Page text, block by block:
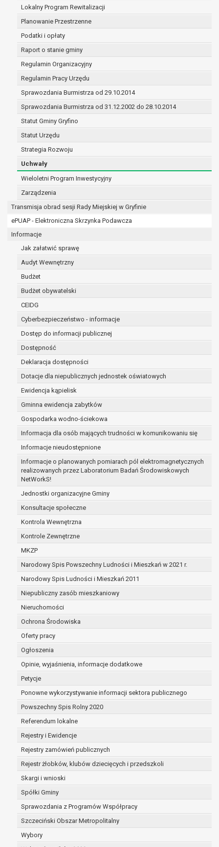
Lokalny Program Rewitalizacji
Planowanie Przestrzenne
Podatki i opłaty
Raport o stanie gminy
Regulamin Organizacyjny
Regulamin Pracy Urzędu
Sprawozdania Burmistrza od 29.10.2014
Sprawozdania Burmistrza od 31.12.2002 do 28.10.2014
Statut Gminy Gryfino
Statut Urzędu
Strategia Rozwoju
Uchwały
Wieloletni Program Inwestycyjny
Zarządzenia
Transmisja obrad sesji Rady Miejskiej w Gryfinie
ePUAP - Elektroniczna Skrzynka Podawcza
Informacje
Jak załatwić sprawę
Audyt Wewnętrzny
Budżet
Budżet obywatelski
CEIDG
Cyberbezpieczeństwo - informacje
Dostęp do informacji publicznej
Dostępność
Deklaracja dostępności
Dotacje dla niepublicznych jednostek oświatowych
Ewidencja kąpielisk
Gminna ewidencja zabytków
Gospodarka wodno-ściekowa
Informacja dla osób mających trudności w komunikowaniu się
Informacje nieudostępnione
Informacje o planowanych pomiarach pól elektromagnetycznych
realizowanych przez Laboratorium Badań Środowiskowych
NetWorkS!
Jednostki organizacyjne Gminy
Konsultacje społeczne
Kontrola Wewnętrzna
Kontrole Zewnętrzne
MKZP
Narodowy Spis Powszechny Ludności i Mieszkań w 2021 r.
Narodowy Spis Ludności i Mieszkań 2011
Niepubliczny zasób mieszkaniowy
Nieruchomości
Ochrona Środowiska
Oferty pracy
Ogłoszenia
Opinie, wyjaśnienia, informacje dodatkowe
Petycje
Ponowne wykorzystywanie informacji sektora publicznego
Powszechny Spis Rolny 2020
Referendum lokalne
Rejestry i Ewidencje
Rejestry zamówień publicznych
Rejestr żłobków, klubów dziecięcych i przedszkoli
Skargi i wnioski
Spółki Gminy
Sprawozdania z Programów Współpracy
Szczeciński Obszar Metropolitalny
Wybory
(merytorycznych), a także obowiązków i
zadań zleconych przez instytucje
nadrzędne wobec Gminy;
zawarcia i realizacji umów;
ochrony żywotnych interesów osoby, której
wykonania zadania realizowanego w
interesie publicznym lub w ramach
sprawowania władzy publicznej
powierzonej administratorowi;
w pozostałych przypadkach dane osobowe
przetwarzane są wyłącznie na podstawie
wcześniej udzielonej zgody w zakresie i celu
określonym w treści zgody.
W związku z przetwarzaniem danych w celu
wskazanym w pkt. 3, dane osobowe mogą być
udostępniane innym upoważnionym odbiorcom lub
kategoriom odbiorców danych osobowych.
Odbiorcami mogą być:
podmioty, które przetwarzają dane
osobowe w imieniu administratora na
osobowych;
podmioty upoważnione do odbioru danych
przepisów prawa.
Pani/Pana dane osobowe będą przetwarzane
przez okres niezbędny do realizacji celu dla jakiego
zostały zebrane oraz zgodnie z terminami
archiwizacji określonymi przez przepisy prawa
powszechnie obowiązującego.
W przypadku, gdy dane osobowe przetwarzane są
na podstawie zgody osoby, której dane dotyczą
przetwarzanie odbywa się do czasu wycofania tej
zgody.
W przypadku, gdy dane osobowe przetwarzane są
w celu zawarcia i realizacji umowy przetwarzanie
odbywa się przez okres niezbędny do realizacji
zawartej umowy, a po tym czasie w zakresie
wymaganym przez przepisy prawa lub dla
zabezpieczenia ewentualnych roszczeń, a w
przypadku wyrażenia zgody na przetwarzanie
danych po zakończeniu i rozliczeniu umowy, do
czasu wycofania tej zgody.
Ponadto w przypadku umów o dofinansowanie
dane osobowe od momentu pozyskania
przechowywane są przez okres wynikający z
umowy o dofinansowanie zawartej między
beneficjentem a określoną instytucją, trwałości
danego projektu i konieczności zachowania
dokumentacji projektu do celów kontrolnych.
W związku z przetwarzaniem przez
administratora danych osobowych przysługuje
Pani/Panu:
prawo dostępu do treści danych oraz
otrzymywania ich kopii na podstawie art. 15
RODO;
podstawie art. 16 RODO,
dane są nieprawidłowe lub
prawo do żądania usunięcia danych
osobowych (tzw. prawo do bycia
zapomnianym) na podstawie art. 17 RODO,
w przypadku gdy:
dane nie są już niezbędne do celów,
dla których były zebrane lub w inny
sposób przetwarzane,
osoba, której dane dotyczą, wniosła
sprzeciw wobec przetwarzania
danych osobowych,
zgodę na przetwarzanie danych
osobowych, która jest podstawą
przetwarzania danych i nie ma innej